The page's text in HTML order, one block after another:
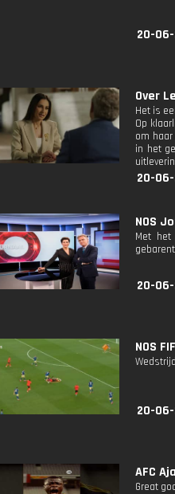
20-
Over
Het is
Op
om
in het
20-
NOS
Met het
20-
NOS
20-
AFC
Great